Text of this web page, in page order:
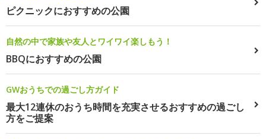
ピクニックにおすすめの公園
自然の中で家族や友人とワイワイ楽しもう！
BBQにおすすめの公園
GWおうちでの過ごし方ガイド
最大12連休のおうち時間を充実させるおすすめの過ごし
方をご提案